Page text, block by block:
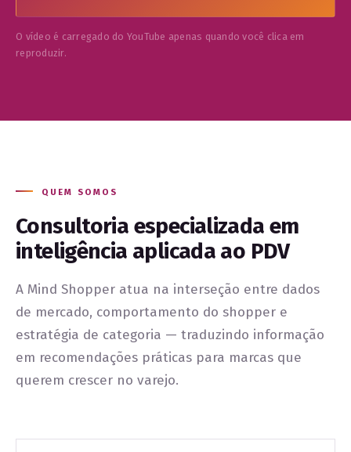
O vídeo é carregado do YouTube apenas quando você clica em
reproduzir.
QUEM SOMOS
Consultoria especializada em
inteligência aplicada ao PDV
A Mind Shopper atua na interseção entre dados
de mercado, comportamento do shopper e
estratégia de categoria — traduzindo informação
em recomendações práticas para marcas que
querem crescer no varejo.